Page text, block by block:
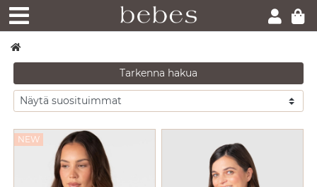
Tarkenna hakua
NEW